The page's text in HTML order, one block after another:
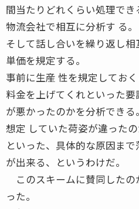
間当たりどれくらい処理でき
物流会社で相互に分析す る。
そして話し合いを繰り返し
単価を規定する。
事前に生産 性を規定してお
料金を上げてくれといった
が悪かったのかを分析できる。
想定 していた荷姿が違った
といった、具体的な原因ま
が出来る、というわけだ。
このスキームに賛同したの
った。